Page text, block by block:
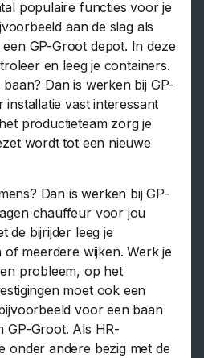
populaire functies voor je
aan de slag als
GP-Groot depot. In deze
en leeg je containers.
Dan is werken bij GP-
vast interessant
productieteam zorg je
wordt tot een nieuwe
Dan is werken bij GP-
chauffeur voor jou
de bijrijder leeg je
meerdere wijken. Werk je
probleem, op het
moet ook een
voor een baan
GP-Groot. Als HR-
onder andere bezig met de